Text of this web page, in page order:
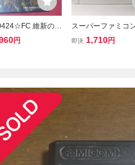
維新の嵐
ンソフト KOEI
円
スーパーファミコ
ゲームソフト ドカ
即決 1,710円